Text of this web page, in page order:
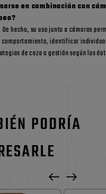
en combinación con
hecho, su uso junto a cámaras
comportamiento, identificar
de caza o gestión según los
PODRÍA